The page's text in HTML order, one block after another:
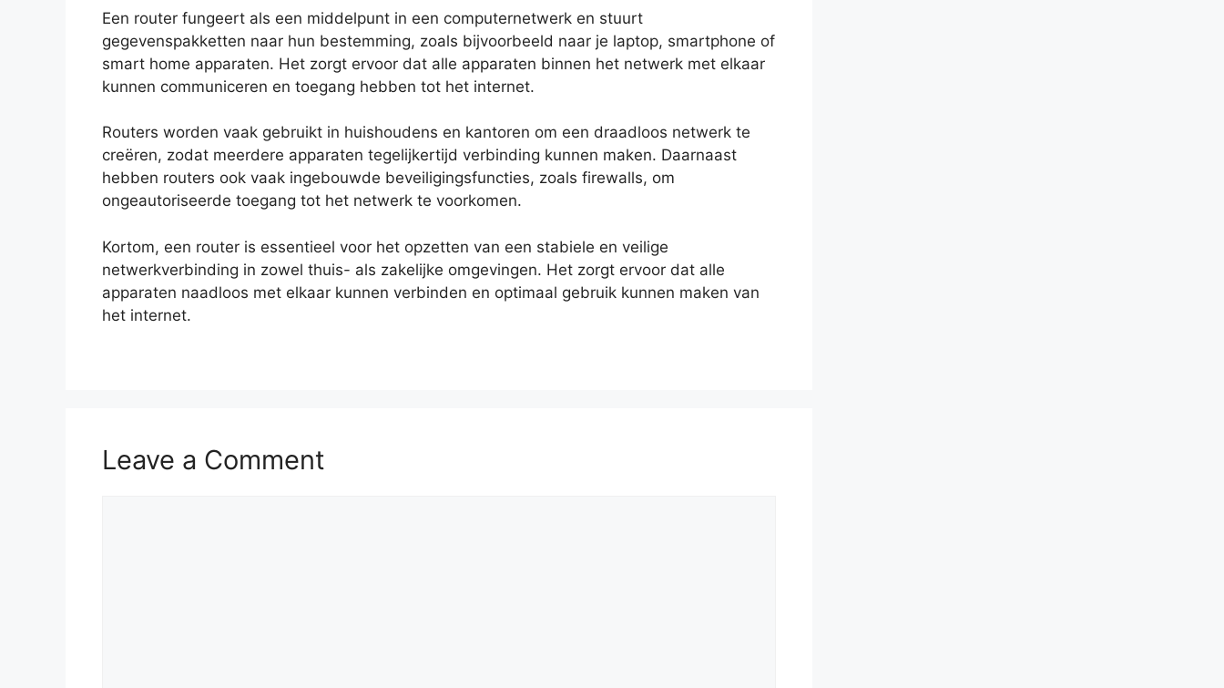
Een router fungeert als een middelpunt in een computernetwerk en stuurt
gegevenspakketten naar hun bestemming, zoals bijvoorbeeld naar je laptop, smartphone of
smart home apparaten. Het zorgt ervoor dat alle apparaten binnen het netwerk met elkaar
kunnen communiceren en toegang hebben tot het internet.
Routers worden vaak gebruikt in huishoudens en kantoren om een draadloos netwerk te
creëren, zodat meerdere apparaten tegelijkertijd verbinding kunnen maken. Daarnaast
hebben routers ook vaak ingebouwde beveiligingsfuncties, zoals firewalls, om
ongeautoriseerde toegang tot het netwerk te voorkomen.
Kortom, een router is essentieel voor het opzetten van een stabiele en veilige
netwerkverbinding in zowel thuis- als zakelijke omgevingen. Het zorgt ervoor dat alle
apparaten naadloos met elkaar kunnen verbinden en optimaal gebruik kunnen maken van
het internet.
Leave a Comment